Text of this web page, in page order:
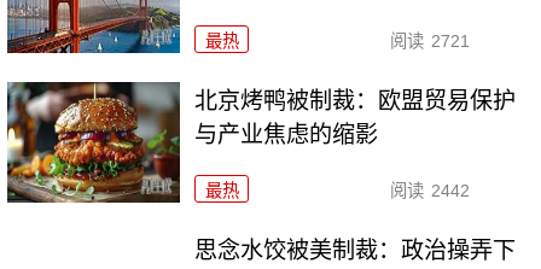
最热 阅读 2721
北京烤鸭被制裁：欧盟贸易保护
与产业焦虑的缩影
最热 阅读 2442
思念水饺被美制裁：政治操弄下